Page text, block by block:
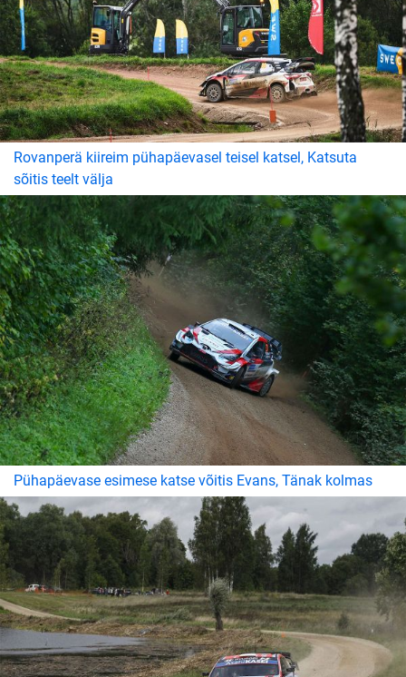
Rovanperä kiireim pühapäevasel teisel katsel, Katsuta
sõitis teelt välja
Pühapäevase esimese katse võitis Evans, Tänak kolmas